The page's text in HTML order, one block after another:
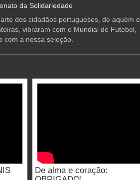
da Solidariedade
dos cidadãos portugueses, de aquém e
vibraram com o Mundial de Futebol,
com a nossa seleção.
De alma e coração: